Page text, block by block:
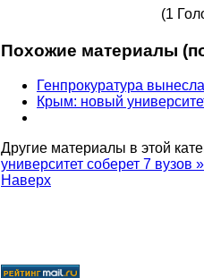
(1
Похожие материалы
Генпрокуратура
Крым: новый
Другие материалы в этой
университет соберет 7 вузов »
Наверх